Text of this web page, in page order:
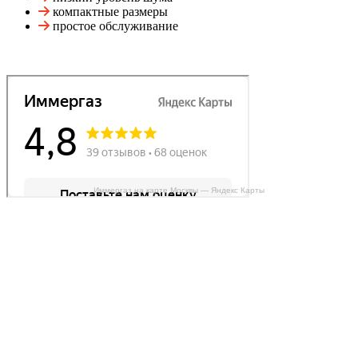
компактные размеры
простое обслуживание
Иммергаз на карте Москвы — Яндекс Карты